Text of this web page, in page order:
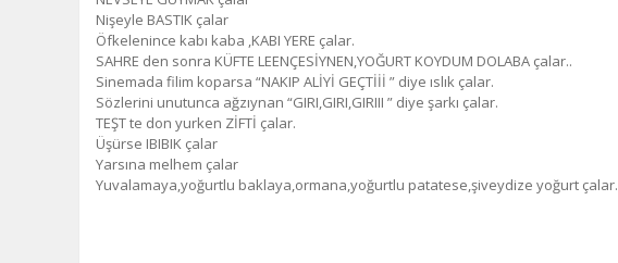
Nişeyle BASTIK çalar
Öfkelenince kabı kaba ,KABI YERE çalar.
SAHRE den sonra KÜFTE LEENÇESİYNEN,YOĞURT KOYDUM DOLABA çalar..
Sinemada filim koparsa “NAKIP ALİYİ GEÇTİİİ ” diye ıslık çalar.
Sözlerini unutunca ağzıynan “GIRI,GIRI,GIRIII ” diye şarkı çalar.
TEŞT te don yurken ZİFTİ çalar.
Üşürse IBIBIK çalar
Yarsına melhem çalar
Yuvalamaya,yoğurtlu baklaya,ormana,yoğurtlu patatese,şiveydize yoğurt çalar.